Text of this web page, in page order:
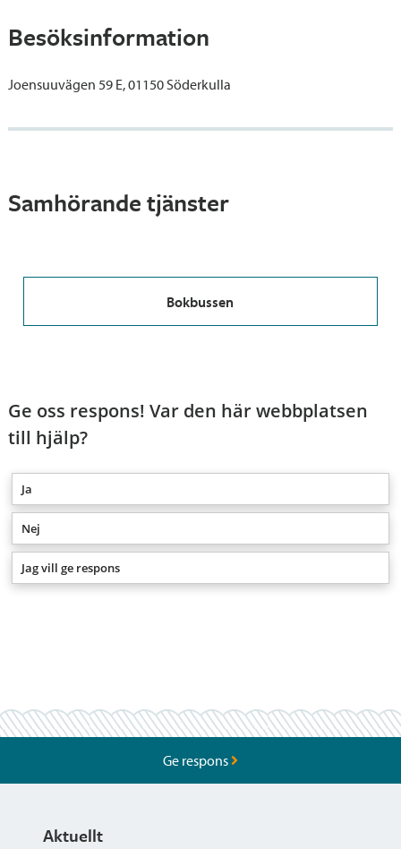
Besöksinformation
Joensuuvägen 59 E, 01150 Söderkulla
Samhörande tjänster
Bokbussen
Ge oss respons! Var den här webbplatsen
till hjälp?
Ja
Nej
Jag vill ge respons
Ge respons
Aktuellt